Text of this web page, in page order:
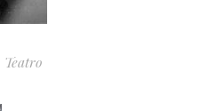
Teatro